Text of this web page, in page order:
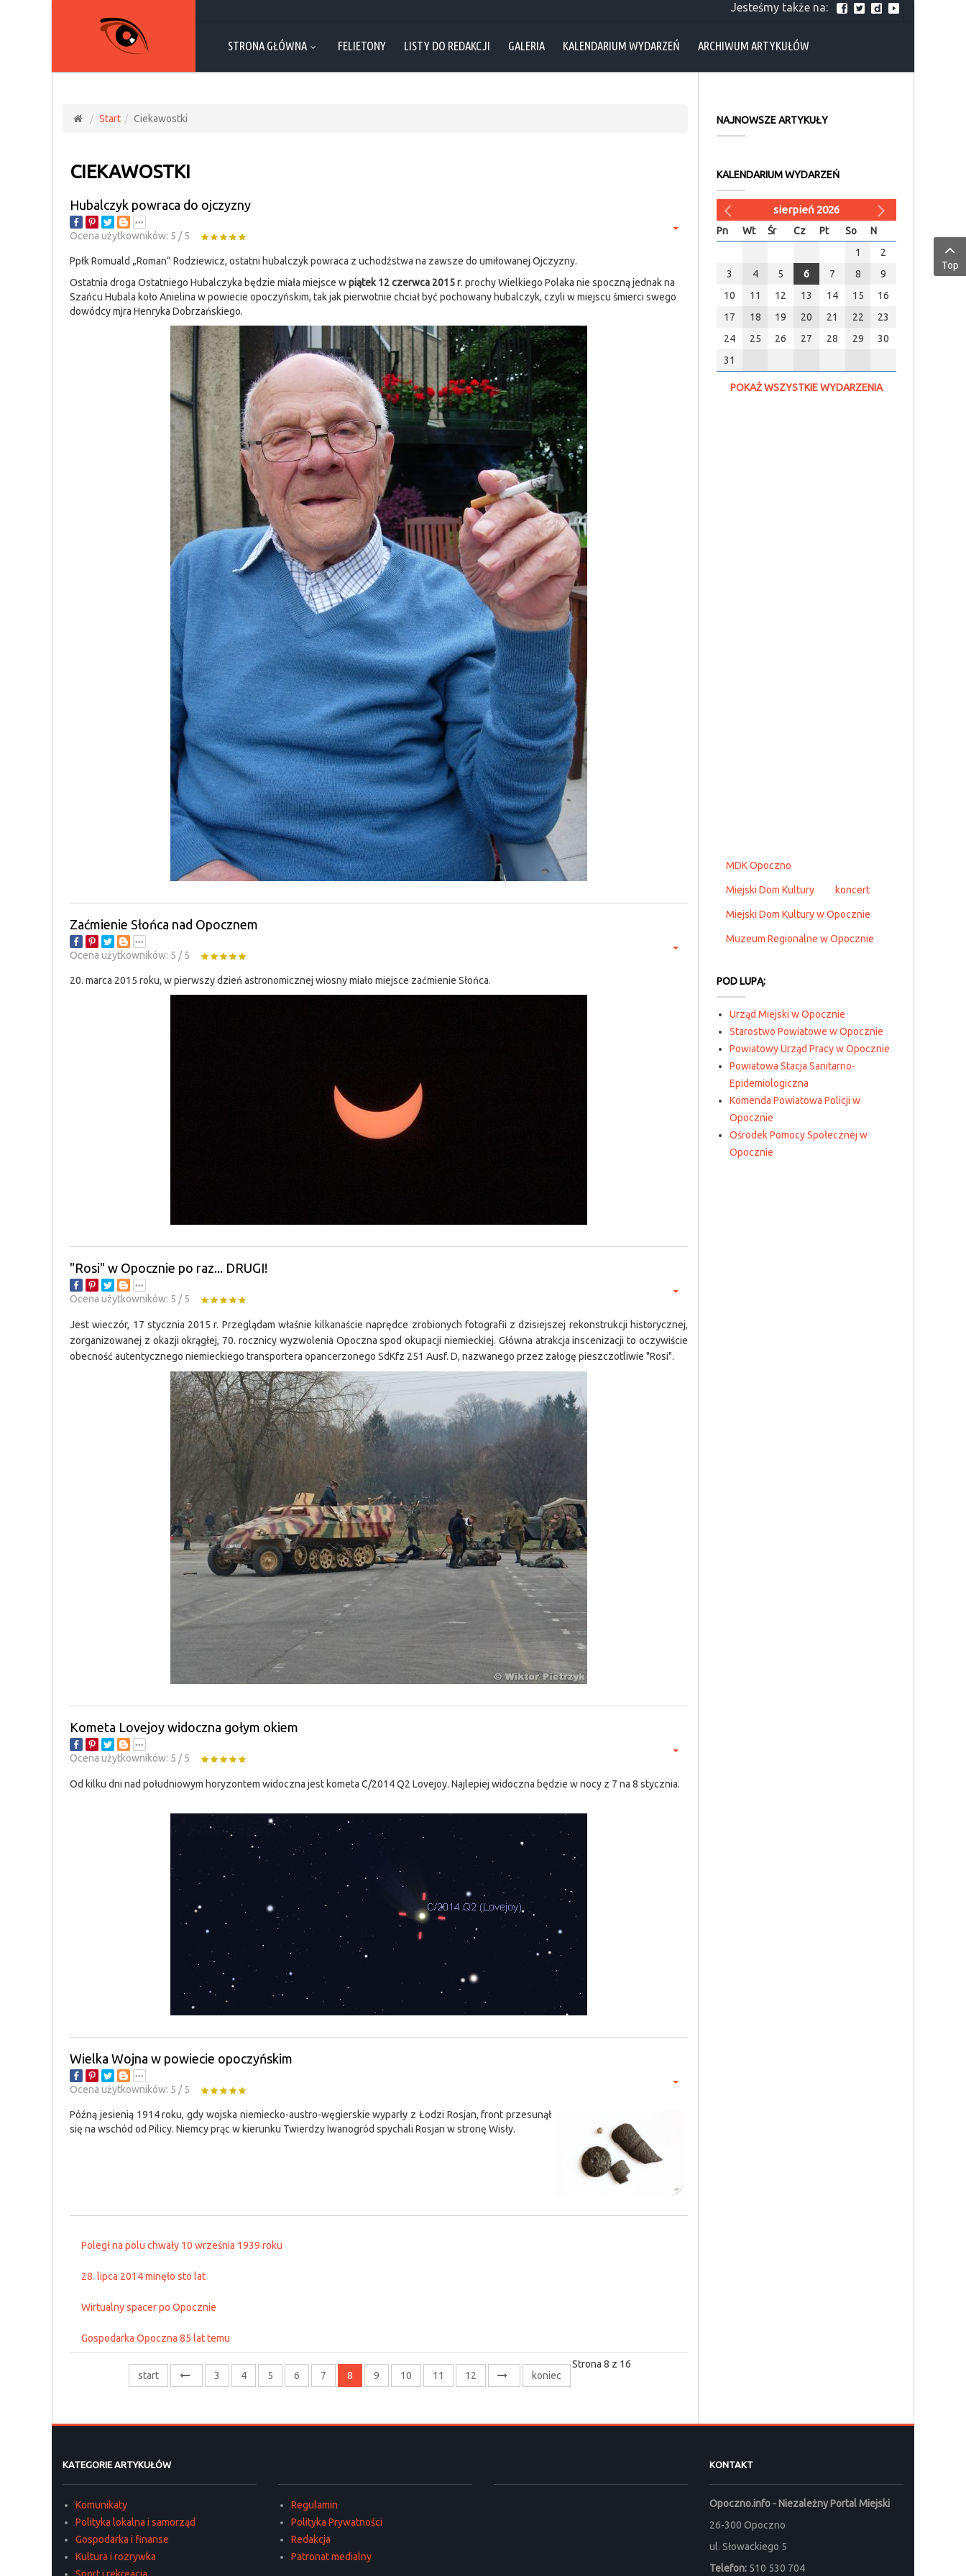
Jesteśmy także na:
STRONA GŁÓWNA FELIETONY LISTY DO REDAKCJI GALERIA KALENDARIUM WYDARZEŃ ARCHIWUM ARTYKUŁÓW
Start Ciekawostki
CIEKAWOSTKI
Hubalczyk powraca do ojczyzny
Ocena użytkowników: 5 /5
Ppłk Romuald „Roman” Rodziewicz, ostatni hubalczyk powraca z uchodźstwa na zawsze do umiłowanej Ojczyzny.
Ostatnia droga Ostatniego Hubalczyka będzie miała miejsce wpiątek 12 czerwca 2015 r. prochy Wielkiego Polaka nie spoczną jednak na
Szańcu Hubala koło Anielina w powiecie opoczyńskim, tak jak pierwotnie chciał być pochowany hubalczyk, czyli w miejscu śmierci swego
dowódcy mjra Henryka Dobrzańskiego.
Zaćmienie Słońca nad Opocznem
Ocena użytkowników: 5 /5
20. marca 2015 roku, w pierwszy dzień astronomicznej wiosny miało miejsce zaćmienie Słońca.
"Rosi" w Opocznie po raz... DRUGI!
Ocena użytkowników: 5 /5
Jest wieczór, 17 stycznia 2015 r. Przeglądam właśnie kilkanaście naprędce zrobionych fotografii z dzisiejszej rekonstrukcji historycznej,
zorganizowanej z okazji okrągłej, 70. rocznicy wyzwolenia Opoczna spod okupacji niemieckiej. Główna atrakcja inscenizacji to oczywiście
obecność autentycznego niemieckiego transportera opancerzonego SdKfz 251 Ausf. D, nazwanego przez załogę pieszczotliwie "Rosi".
Kometa Lovejoy widoczna gołym okiem
Ocena użytkowników: 5 /5
Od kilku dni nad południowym horyzontem widoczna jest kometa C/2014 Q2 Lovejoy. Najlepiej widoczna będzie w nocy z 7 na 8 stycznia.
Wielka Wojna w powiecie opoczyńskim
Ocena użytkowników: 5 /5
Późną jesienią 1914 roku, gdy wojska niemiecko-austro-węgierskie wyparły z Łodzi Rosjan, front przesunął
się na wschód od Pilicy. Niemcy prąc w kierunku Twierdzy Iwanogród spychali Rosjan w stronę Wisły.
Poległ na polu chwały 10 września 1939 roku
28. lipca 2014 minęło sto lat
Wirtualny spacer po Opocznie
Gospodarka Opoczna 85 lat temu
Strona 8 z 16
start
3 4 5 6 7 8 9 10 11 12 koniec
NAJNOWSZE ARTYKUŁY
KALENDARIUM WYDARZEŃ
sierpień 2026
Pn Wt Śr Cz Pt So
N
1
2
3
4 5 6 7 8
9
10
11 12 13 14 15
16
17
18 19 20 21 22
23
24
25 26 27 28 29
30
31
POKAŻ WSZYSTKIE WYDARZENIA
MDK Opoczno
Miejski Dom Kultury koncert
Miejski Dom Kultury w Opocznie
Muzeum Regionalne w Opocznie
POD LUPĄ:
Urząd Miejski w Opocznie
Starostwo Powiatowe w Opocznie
Powiatowy Urząd Pracy w Opocznie
Powiatowa Stacja Sanitarno-
Epidemiologiczna
Komenda Powiatowa Policji w
Opocznie
Ośrodek Pomocy Społecznej w
Opocznie
KATEGORIE ARTYKUŁÓW
Komunikaty
Polityka lokalna i samorząd
Gospodarka i finanse
Kultura i rozrywka
Sport i rekreacja
Regulamin
Polityka Prywatności
Redakcja
Patronat medialny
KONTAKT
Opoczno.info - Niezależny Portal Miejski
26-300 Opoczno
ul. Słowackiego 5
Telefon: 510 530 704
Top